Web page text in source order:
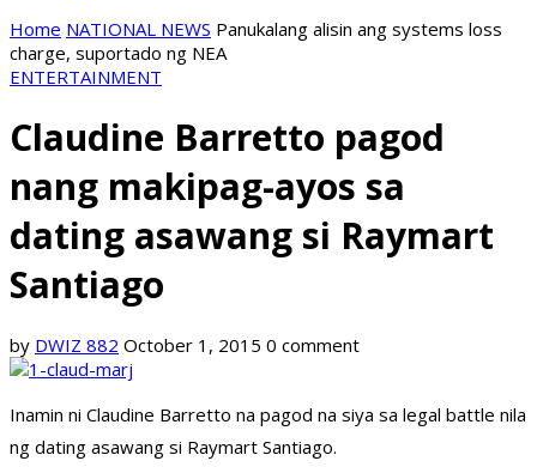
Home NATIONAL NEWS Panukalang alisin ang systems loss
charge, suportado ng NEA
ENTERTAINMENT
Claudine Barretto pagod
nang makipag-ayos sa
dating asawang si Raymart
Santiago
by DWIZ 882 October 1, 2015 0 comment
Inamin ni Claudine Barretto na pagod na siya sa legal battle nila
ng dating asawang si Raymart Santiago.